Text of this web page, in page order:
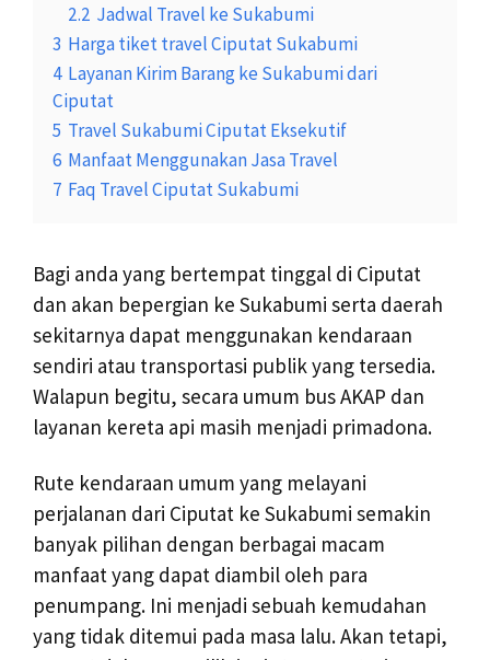
2.2 Jadwal Travel ke Sukabumi
3 Harga tiket travel Ciputat Sukabumi
4 Layanan Kirim Barang ke Sukabumi dari
Ciputat
5 Travel Sukabumi Ciputat Eksekutif
6 Manfaat Menggunakan Jasa Travel
7 Faq Travel Ciputat Sukabumi
Bagi anda yang bertempat tinggal di Ciputat
dan akan bepergian ke Sukabumi serta daerah
sekitarnya dapat menggunakan kendaraan
sendiri atau transportasi publik yang tersedia.
Walapun begitu, secara umum bus AKAP dan
layanan kereta api masih menjadi primadona.
Rute kendaraan umum yang melayani
perjalanan dari Ciputat ke Sukabumi semakin
banyak pilihan dengan berbagai macam
manfaat yang dapat diambil oleh para
penumpang. Ini menjadi sebuah kemudahan
yang tidak ditemui pada masa lalu. Akan tetapi,